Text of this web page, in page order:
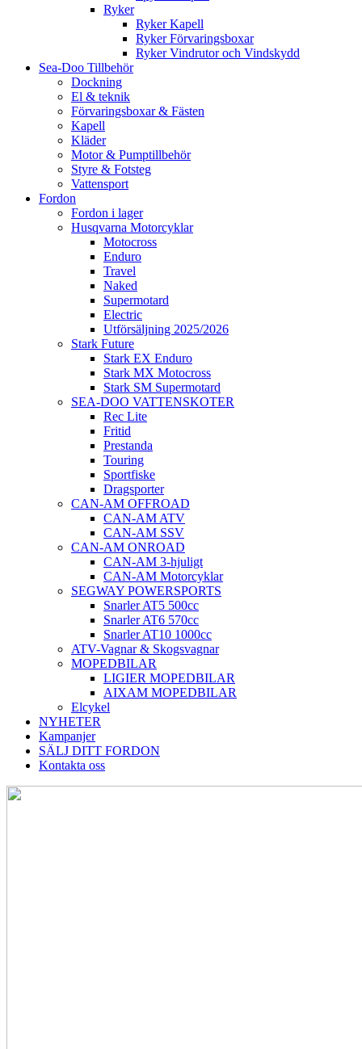
Ryker
Ryker Kapell
Ryker Förvaringsboxar
Ryker Vindrutor och Vindskydd
Sea-Doo Tillbehör
Dockning
El & teknik
Förvaringsboxar & Fästen
Kapell
Kläder
Motor & Pumptillbehör
Styre & Fotsteg
Vattensport
Fordon
Fordon i lager
Husqvarna Motorcyklar
Motocross
Enduro
Travel
Naked
Supermotard
Electric
Utförsäljning 2025/2026
Stark Future
Stark EX Enduro
Stark MX Motocross
Stark SM Supermotard
SEA-DOO VATTENSKOTER
Rec Lite
Fritid
Prestanda
Touring
Sportfiske
Dragsporter
CAN-AM OFFROAD
CAN-AM ATV
CAN-AM SSV
CAN-AM ONROAD
CAN-AM 3-hjuligt
CAN-AM Motorcyklar
SEGWAY POWERSPORTS
Snarler AT5 500cc
Snarler AT6 570cc
Snarler AT10 1000cc
ATV-Vagnar & Skogsvagnar
MOPEDBILAR
LIGIER MOPEDBILAR
AIXAM MOPEDBILAR
Elcykel
NYHETER
Kampanjer
SÄLJ DITT FORDON
Kontakta oss